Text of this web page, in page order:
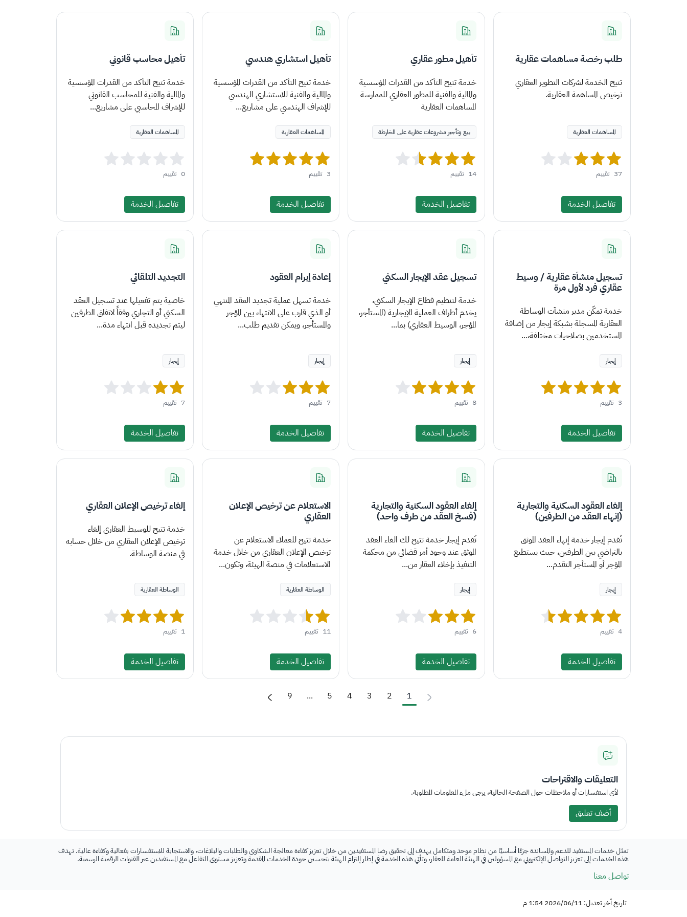
طلب رخصة مساهمات عقارية
تتيح الخدمة لشركات التطوير العقاري
ترخيص المساهمة العقارية.
المساهمات العقارية
37 تقييم
تفاصيل الخدمة
تأهيل مطور عقاري
خدمة تتيح التأكد من القدرات المؤسسية
والمالية والفنية للمطور العقاري للممارسة
المساهمات العقارية
بيع وتأجير مشروعات عقارية على الخارطة
14 تقييم
تفاصيل الخدمة
تأهيل استشاري هندسي
خدمة تتيح التأكد من القدرات المؤسسية
والمالية والفنية للاستشاري الهندسي
للإشراف الهندسي على مشاريع...
المساهمات العقارية
3 تقييم
تفاصيل الخدمة
تأهيل محاسب قانوني
خدمة تتيح التأكد من القدرات المؤسسية
والمالية والفنية للمحاسب القانوني
للإشراف المحاسبي على مشاريع...
المساهمات العقارية
0 تقييم
تفاصيل الخدمة
تسجيل منشأة عقارية / وسيط
عقاري فرد لأول مرة
خدمة تمكّن مدير منشآت الوساطة
العقارية المسجلة بشبكة إيجار من إضافة
المستخدمين بصلاحيات مختلفة،...
إيجار
3 تقييم
تفاصيل الخدمة
تسجيل عقد الإيجار السكني
خدمة لتنظيم قطاع الإيجار السكني،
يخدم أطراف العملية الإيجارية (المستأجر،
المؤجر، الوسيط العقاري) بما...
إيجار
8 تقييم
تفاصيل الخدمة
إعادة إبرام العقود
خدمة تسهل عملية تجديد العقد المنتهي
أو الذي قارب على الانتهاء بين المؤجر
والمستأجر، ويمكن تقديم طلب...
إيجار
7 تقييم
تفاصيل الخدمة
التجديد التلقائي
خاصية يتم تفعيلها عند تسجيل العقد
السكني أو التجاري وفقاً لاتفاق الطرفين
ليتم تجديده قبل انتهاء مدة...
إيجار
7 تقييم
تفاصيل الخدمة
إلغاء العقود السكنية والتجارية
(إنهاء العقد من الطرفين)
تُقدم إيجار خدمة إنهاء العقد الموثق
بالتراضي بين الطرفين، حيث يستطيع
المؤجر أو المستأجر التقدم...
إيجار
4 تقييم
تفاصيل الخدمة
إلغاء العقود السكنية والتجارية
(فسخ العقد من طرف واحد)
تُقدم إيجار خدمة تتيح لك الغاء العقد
الموثق عند وجود أمر قضائي من محكمة
التنفيذ بإخلاء العقار من...
إيجار
6 تقييم
تفاصيل الخدمة
الاستعلام عن ترخيص الإعلان
العقاري
خدمة تتيح للعملاء الاستعلام عن
ترخيص الإعلان العقاري من خلال خدمة
الاستعلامات في منصة الهيئة، وتكون...
الوساطة العقارية
11 تقييم
تفاصيل الخدمة
إلغاء ترخيص الإعلان العقاري
خدمة تتيح للوسيط العقاري إلغاء
ترخيص الإعلان العقاري من خلال حسابه
في منصة الوساطة.
الوساطة العقارية
1 تقييم
تفاصيل الخدمة
1
2
3
4
5
...
9
التعليقات والاقتراحات
لأي استفسارات أو ملاحظات حول الصفحة الحالية، يرجى ملء المعلومات المطلوبة.
أضف تعليق
تمثل خدمات المستفيد للدعم والمساندة جزءًا أساسيًا من نظام موحد ومتكامل يهدف إلى تحقيق رضا المستفيدين من خلال تعزيز كفاءة معالجة الشكاوى والطلبات والبلاغات، والاستجابة للاستفسارات بفعالية وكفاءة عالية. تهدف
هذه الخدمات إلى تعزيز التواصل الإلكتروني مع المسؤولين في الهيئة العامة للعقار، وتأتي هذه الخدمة في إطار إلتزام الهيئة بتحسين جودة الخدمات المقدمة وتعزيز مستوى التفاعل مع المستفيدين عبر القنوات الرقمية الرسمية.
تواصل معنا
تاريخ أخر تعديل: 2026/06/11 1:54 م